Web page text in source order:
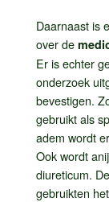
Daarnaast is
over de
Er is echter
onderzoek
bevestigen.
gebruikt als
adem wordt
Ook wordt
diureticum.
gebruikten